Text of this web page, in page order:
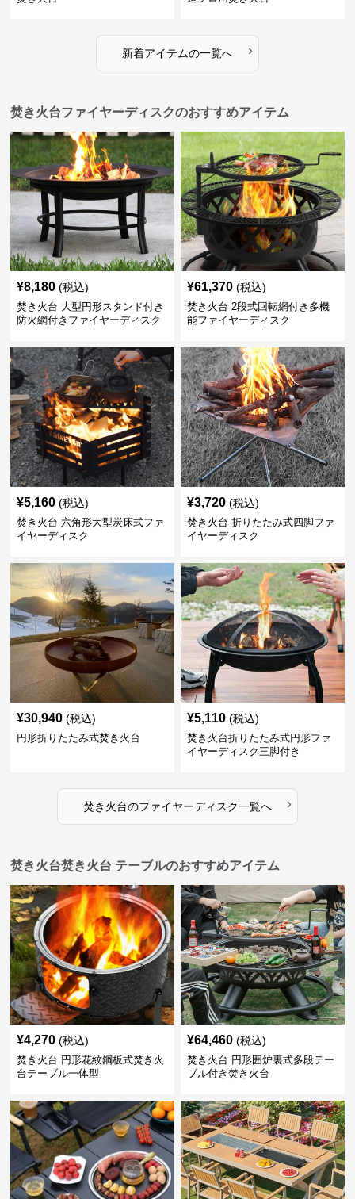
新着アイテムの一覧へ ›
焚き火台ファイヤーディスクのおすすめアイテム
¥8,180 (税込)
焚き火台 大型円形スタンド付き
防火網付きファイヤーディスク
¥61,370 (税込)
焚き火台 2段式回転網付き多機
能ファイヤーディスク
¥5,160 (税込)
焚き火台 六角形大型炭床式ファ
イヤーディスク
¥3,720 (税込)
焚き火台 折りたたみ式四脚ファ
イヤーディスク
¥30,940 (税込)
円形折りたたみ式焚き火台
¥5,110 (税込)
焚き火台折りたたみ式円形ファ
イヤーディスク三脚付き
焚き火台のファイヤーディスク一覧へ ›
焚き火台焚き火台 テーブルのおすすめアイテム
¥4,270 (税込)
焚き火台 円形花紋鋼板式焚き火
台テーブル一体型
¥64,460 (税込)
焚き火台 円形囲炉裏式多段テー
ブル付き焚き火台